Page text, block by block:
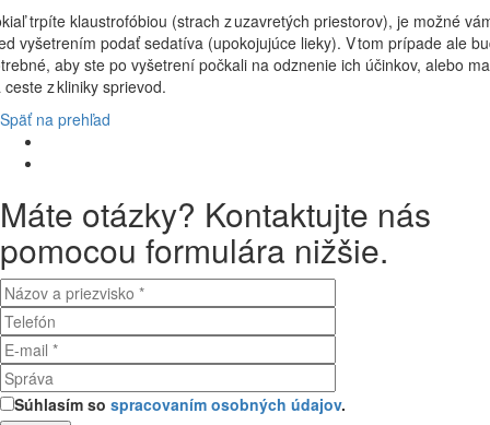
trpíte klaustrofóbiou (strach z uzavretých priestorov), je možné
vyšetrením podať sedatíva (upokojujúce lieky). V tom prípade ale
aby ste po vyšetrení počkali na odznenie ich účinkov, alebo
ceste z kliniky sprievod.
Späť na prehľad
Máte otázky? Kontaktujte nás
pomocou formulára nižšie.
Súhlasím so spracovaním osobných údajov.